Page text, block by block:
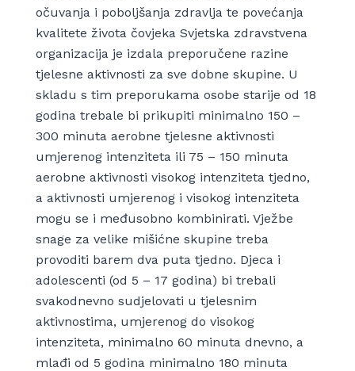
očuvanja i poboljšanja zdravlja te povećanja
kvalitete života čovjeka Svjetska zdravstvena
organizacija je izdala preporučene razine
tjelesne aktivnosti za sve dobne skupine. U
skladu s tim preporukama osobe starije od 18
godina trebale bi prikupiti minimalno 150 –
300 minuta aerobne tjelesne aktivnosti
umjerenog intenziteta ili 75 – 150 minuta
aerobne aktivnosti visokog intenziteta tjedno,
a aktivnosti umjerenog i visokog intenziteta
mogu se i međusobno kombinirati. Vježbe
snage za velike mišićne skupine treba
provoditi barem dva puta tjedno. Djeca i
adolescenti (od 5 – 17 godina) bi trebali
svakodnevno sudjelovati u tjelesnim
aktivnostima, umjerenog do visokog
intenziteta, minimalno 60 minuta dnevno, a
mlađi od 5 godina minimalno 180 minuta